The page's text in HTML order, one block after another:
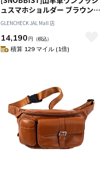
ュスマホショルダー ブラウン
[オススメ対象]
GLENCHECK JAL Mall 店
14,190 円 （税込）
積算 129 マイル (1倍)